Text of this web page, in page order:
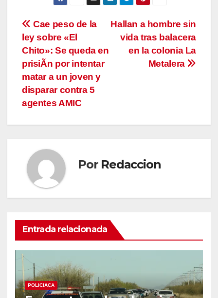
Navegación
de
entradas
Hallan a hombre sin
vida tras balacera
en la colonia La
Metalera
Cae peso de la
ley sobre «El
Chito»: Se queda en
prisiÃn por intentar
matar a un joven y
disparar contra 5
agentes AMIC
Por Redaccion
Entrada relacionada
POLICIACA